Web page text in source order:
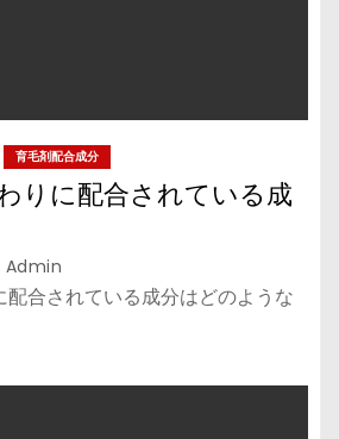
育毛剤配合成分
りに配合されている成
Admin
合されている成分はどのような